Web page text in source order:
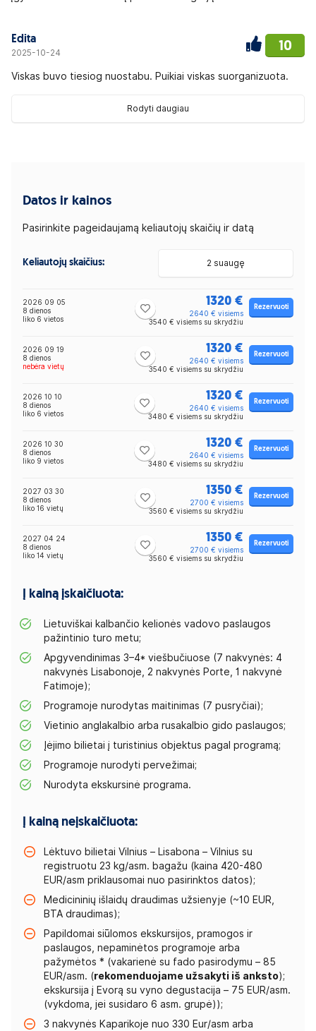
Edita
2025-10-24 10
Viskas buvo tiesiog nuostabu. Puikiai viskas suorganizuota.
Rodyti daugiau
Datos ir kainos
Pasirinkite pageidaujamą keliautojų skaičių ir datą
Keliautojų skaičius: 2 suaugę
2026 09 05
8 dienos
liko 6 vietos
1320 €
2640 € visiems
3540 € visiems su skrydžiu
Rezervuoti
2026 09 19
8 dienos
nebėra vietų
1320 €
2640 € visiems
3540 € visiems su skrydžiu
Rezervuoti
2026 10 10
8 dienos
liko 6 vietos
1320 €
2640 € visiems
3480 € visiems su skrydžiu
Rezervuoti
2026 10 30
8 dienos
liko 9 vietos
1320 €
2640 € visiems
3480 € visiems su skrydžiu
Rezervuoti
2027 03 30
8 dienos
liko 16 vietų
1350 €
2700 € visiems
3560 € visiems su skrydžiu
Rezervuoti
2027 04 24
8 dienos
liko 14 vietų
1350 €
2700 € visiems
3560 € visiems su skrydžiu
Rezervuoti
Į kainą įskaičiuota:
Lietuviškai kalbančio kelionės vadovo paslaugos
pažintinio turo metu;
Apgyvendinimas 3–4* viešbučiuose (7 nakvynės: 4
nakvynės Lisabonoje, 2 nakvynės Porte, 1 nakvynė
Fatimoje);
Programoje nurodytas maitinimas (7 pusryčiai);
Vietinio anglakalbio arba rusakalbio gido paslaugos;
Įėjimo bilietai į turistinius objektus pagal programą;
Programoje nurodyti pervežimai;
Nurodyta ekskursinė programa.
Į kainą neįskaičiuota:
Lėktuvo bilietai Vilnius – Lisabona – Vilnius su
registruotu 23 kg/asm. bagažu (kaina 420-480
EUR/asm priklausomai nuo pasirinktos datos);
Medicininių išlaidų draudimas užsienyje (~10 EUR,
BTA draudimas);
Papildomai siūlomos ekskursijos, pramogos ir
paslaugos, nepaminėtos programoje arba
pažymėtos * (vakarienė su fado pasirodymu – 85
EUR/asm. (rekomenduojame užsakyti iš anksto);
ekskursija į Evorą su vyno degustacija – 75 EUR/asm.
(vykdoma, jei susidaro 6 asm. grupė));
3 nakvynės Kaparikoje nuo 330 Eur/asm arba